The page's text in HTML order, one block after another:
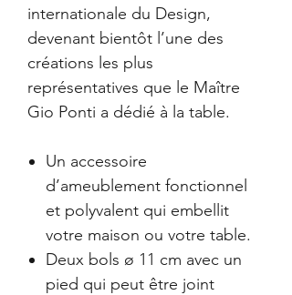
internationale du Design,
devenant bientôt l’une des
créations les plus
représentatives que le Maître
Gio Ponti a dédié à la table.
Un accessoire
d’ameublement fonctionnel
et polyvalent qui embellit
votre maison ou votre table.
Deux bols ø 11 cm avec un
pied qui peut être joint